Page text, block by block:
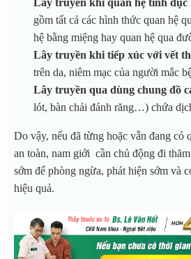
Lây truyền khi quan hệ tình dục
gồm tất cả các hình thức quan hệ
hệ bằng miệng hay quan hệ qua
Lây truyền khi tiếp xúc với vết
trên da, niêm mạc của người mắc
Lây truyền qua dùng chung đồ
lót, bàn chải đánh răng…) chứa
Do vậy, nếu đã từng hoặc vẫn đang có
an toàn, nam giới cần chủ động đi
sớm để phòng ngừa, phát hiện sớm và
hiệu quả.